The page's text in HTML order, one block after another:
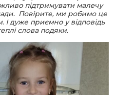
підтримувати малечу
Повірите, ми робимо це
І дуже приємно у відповідь
слова подяки.